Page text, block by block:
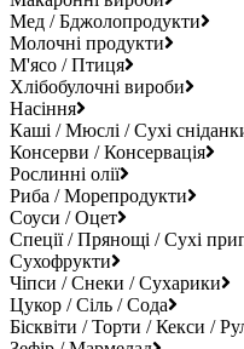
Мед / Бджолопродукти
Молочні продукти
М'ясо / Птиця
Хлібобулочні вироби
Насіння
Каші / Мюслі / Сухі
Консерви / Консервація
Рослинні олії
Риба / Морепродукти
Соуси / Оцет
Спеції / Прянощі / Сухі
Сухофрукти
Чіпси / Снеки / Сухарики
Цукор / Сіль / Сода
Бісквіти / Торти / Кекси /